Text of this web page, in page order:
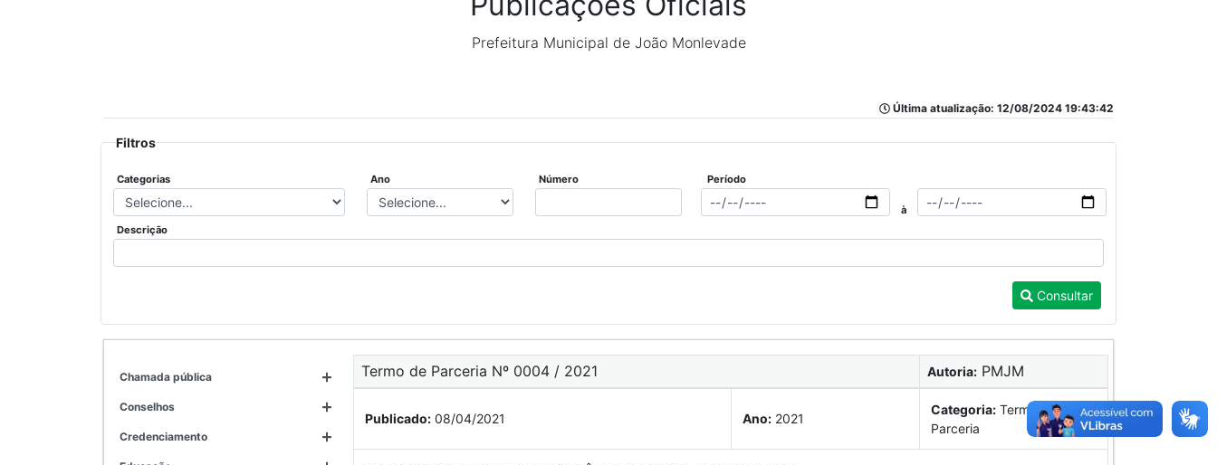
Prefeitura Municipal de João Monlevade
Última atualização: 12/08/2024 19:43:42
Filtros
Categorias Ano Número Período
à
Descrição
Consultar
chamada pública
conselhos
credenciamento
Termo de Parceria Nº 0004 / 2021 Autoria: PMJM
Publicado: 08/04/2021 Ano: 2021
Categoria: Termo de
Parceria